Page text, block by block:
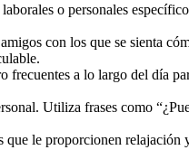
o personales
con los que se sienta
frecuentes a lo largo del día
Utiliza frases como
que le proporcionen relajación